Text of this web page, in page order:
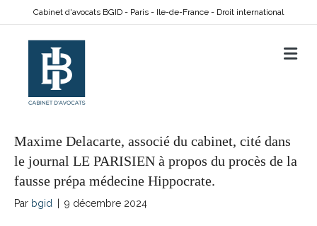
Cabinet d'avocats BGID - Paris - Ile-de-France - Droit international
Maxime Delacarte, associé du cabinet, cité dans
le journal LE PARISIEN à propos du procès de la
fausse prépa médecine Hippocrate.
Par bgid 9 décembre 2024